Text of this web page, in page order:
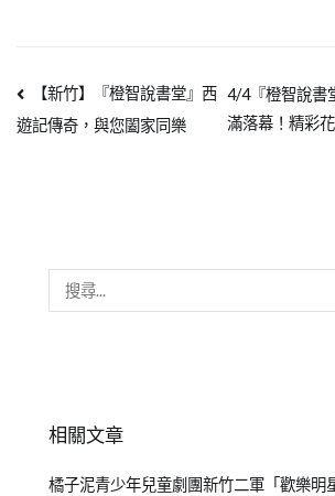
【新竹】『橙智說書堂』西
遊記傳奇，與您闔家同樂
4/4『橙智說書
滿落幕！精彩
相關文章
橘子泥青少年兒童劇團新竹二軍「歡樂明